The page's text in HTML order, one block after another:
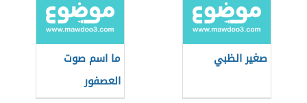
صغير الظبي
ما اسم صوت
العصفور